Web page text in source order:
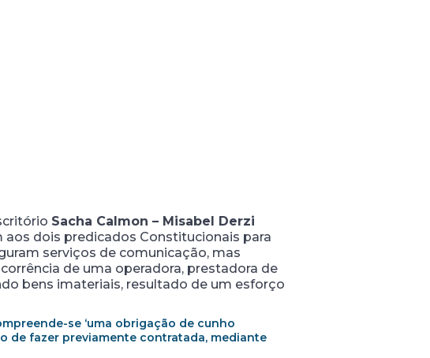
Sacha Calmon – Misabel Derzi
dois predicados Constitucionais para
serviços de comunicação, mas
de uma operadora, prestadora de
bens imateriais, resultado de um esforço
se ‘uma obrigação de cunho
de fazer previamente contratada, mediante